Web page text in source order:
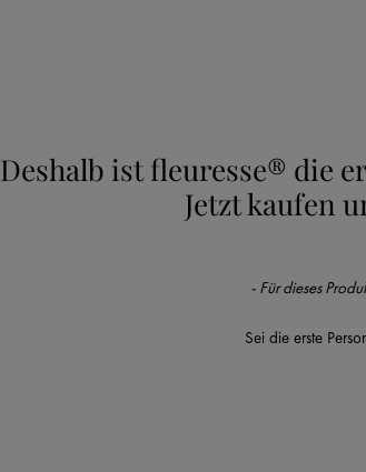
Deshalb ist fleuresse® die
Jetzt kaufen
- Für dieses
Sei die erste